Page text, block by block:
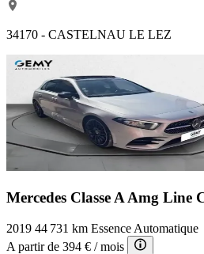
34170 - CASTELNAU LE LEZ
Mercedes Classe A Amg Line
2019 44 731 km Essence Automatique
A partir de 394 € / mois